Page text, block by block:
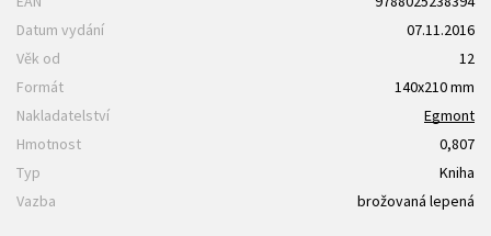
Datum vydání
07.11.2016
Věk od
12
Formát
140x210 mm
Nakladatelství
Egmont
Hmotnost
0,807
Typ
Kniha
Vazba
brožovaná lepená